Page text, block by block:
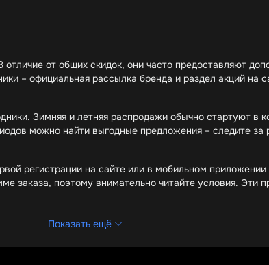
от общих скидок, они часто предоставляют
– официальная рассылка бренда и раздел акций на
Зимняя и летняя распродажи обычно стартуют в
можно найти выгодные предложения – следите за
регистрации на сайте или в мобильном
заказа, поэтому внимательно читайте условия. Эти
Показать ещё